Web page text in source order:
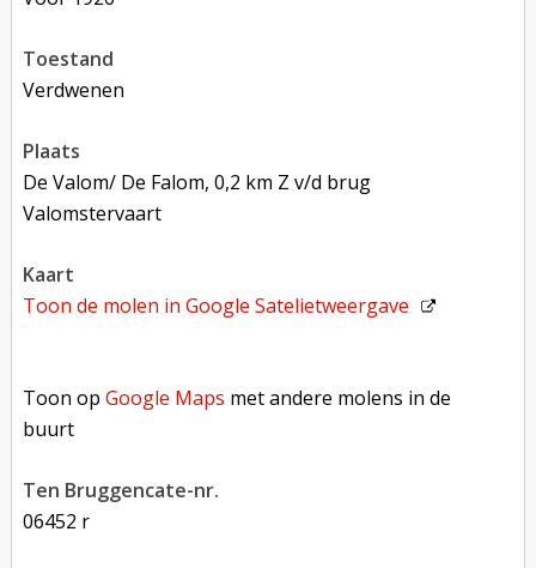
toestand
verdwenen
plaats
De Valom/ De Falom, 0,2 km Z v/d brug
Valomstervaart
kaart
Toon de molen inGoogle Satelietweergave
Toon opGoogle Maps met andere molens in de
buurt
Ten Bruggencate-nr.
06452 r